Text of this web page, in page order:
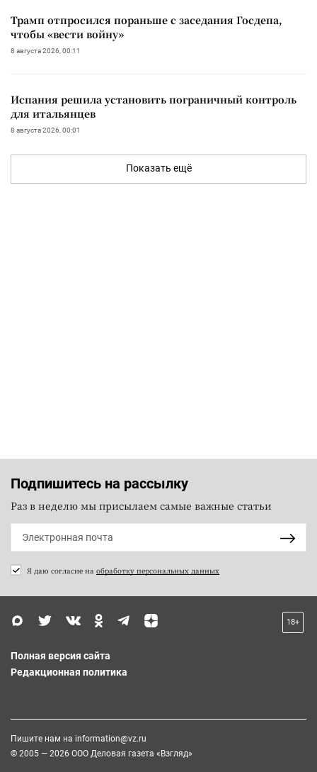
Трамп отпросился пораньше с заседания Госдепа,
чтобы «вести войну»
8 августа 2026, 00:11
Испания решила установить пограничный контроль
для итальянцев
8 августа 2026, 00:01
Показать ещё
Подпишитесь на рассылку
Раз в неделю мы присылаем самые важные статьи
Я даю согласие на обработку персональных данных
18+
Полная версия сайта
Редакционная политика
Пишите нам на information@vz.ru
© 2005 — 2026 ООО Деловая газета «Взгляд»